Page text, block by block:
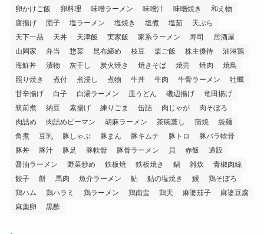
卵かけご飯
卵料理 味噌ラーメン 味噌汁 味噌焼き
和え物
唐揚げ
団子 塩ラーメン 塩焼き 塩煮 塩茹
天ぷら
天下一品
天丼 天津飯 実家飯 家系ラーメン 寿司
居酒屋
山岡家
弁当 惣菜 昆布締め 枝豆 栗ご飯 株主優待
油淋鶏
海鮮丼
漬物 灰干し 炭火焼き 焼きそば 焼売 焼肉
焼鳥
照り焼き
煮付 煮浸し 煮物 牛丼 牛肉 牛骨ラーメン
牡蠣
甘辛揚げ
白子 白湯ラーメン 皿うどん 磯辺揚げ
竜田揚げ
筑前煮
納豆 素揚げ 練りごま 缶詰 肉じゃが
肉そぼろ
肉詰め
肉詰めピーマン 胡麻ラーメン 茶碗蒸し 蒲焼
袋麺
角煮
豆乳 豚しゃぶ 豚まん 豚キムチ 豚トロ
豚バラ軟骨
豚丼
豚汁 豚足 豚軟骨 豚骨ラーメン 貝 赤飯
通販
醤油ラーメン
野菜炒め 鉄板焼 鉄板焼き 鍋 雑炊
青椒肉絲
餃子
餅 馬肉 魚介ラーメン 鮎 鮎の塩焼き 鰻
鶏そぼろ
鶏ハム
鶏ハラミ 鶏ラーメン 鶏南蛮 鶏天 麻婆茄子
麻婆豆腐
麻薬卵
黒酢